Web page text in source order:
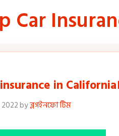
Car
in
byব্লগইনফো টিম